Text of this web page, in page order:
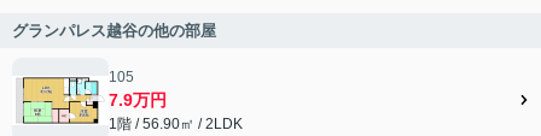
グランパレス越谷の他の部屋
105
7.9万円
1階 / 56.90㎡ / 2LDK